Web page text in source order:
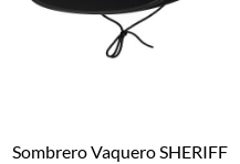
Sombrero Vaquero SHERIFF